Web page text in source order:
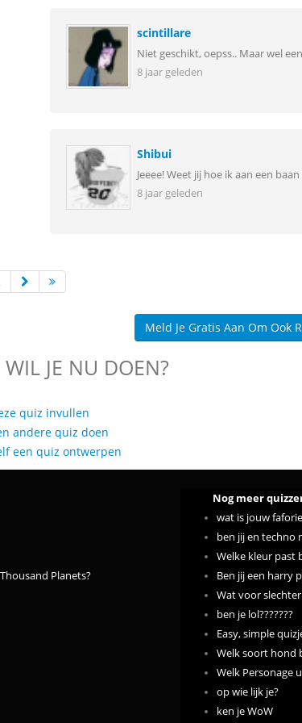
scintillare
Niet geschikt, oepss.. Maar wel
8 jaar geleden
Shibui
Jeeee! Weet jij hoe ik aan een
8 jaar geleden
Meld Je Gratis Aan Om Ook
JE NU DOEN?
quiz invullen
andere quiz doen
een quiz ontwerpen
Planets?
Nog meer
wat is jouw
ben jij en techno
Welke kleur past
Ben jij een harry
Wat voor
ben je lol???????
Easy, simple
Welk soort hond
Welk Personage
op wie lijk je?
ken je WoW